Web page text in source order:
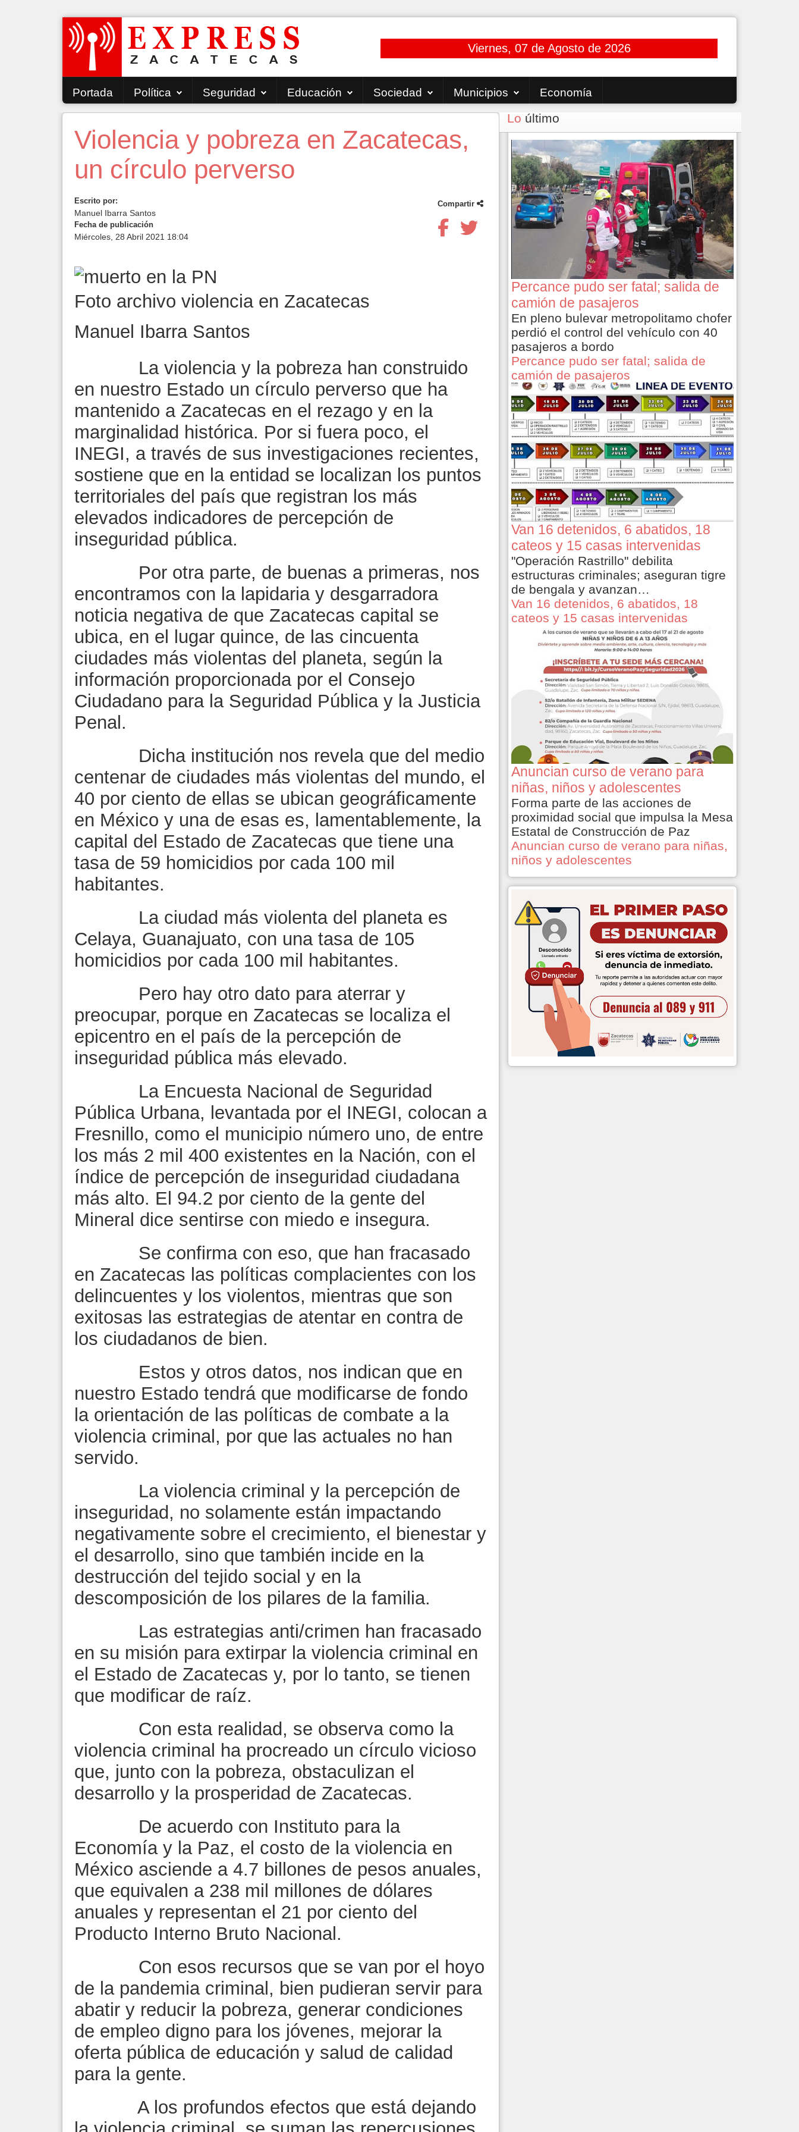
Viernes, 07 de Agosto de 2026
Portada Política Seguridad Educación Sociedad Municipios Economía
Violencia y pobreza en Zacatecas,
un círculo perverso
Escrito por: Compartir
Manuel Ibarra Santos
Fecha de publicación
Miércoles, 28 Abril 2021 18:04
Foto archivo violencia en Zacatecas
Manuel Ibarra Santos
La violencia y la pobreza han construido
en nuestro Estado un círculo perverso que ha
mantenido a Zacatecas en el rezago y en la
marginalidad histórica. Por si fuera poco, el
INEGI, a través de sus investigaciones recientes,
sostiene que en la entidad se localizan los puntos
territoriales del país que registran los más
elevados indicadores de percepción de
inseguridad pública.
Por otra parte, de buenas a primeras, nos
encontramos con la lapidaria y desgarradora
noticia negativa de que Zacatecas capital se
ubica, en el lugar quince, de las cincuenta
ciudades más violentas del planeta, según la
información proporcionada por el Consejo
Ciudadano para la Seguridad Pública y la Justicia
Penal.
Dicha institución nos revela que del medio
centenar de ciudades más violentas del mundo, el
40 por ciento de ellas se ubican geográficamente
en México y una de esas es, lamentablemente, la
capital del Estado de Zacatecas que tiene una
tasa de 59 homicidios por cada 100 mil
habitantes.
La ciudad más violenta del planeta es
Celaya, Guanajuato, con una tasa de 105
homicidios por cada 100 mil habitantes.
Pero hay otro dato para aterrar y
preocupar, porque en Zacatecas se localiza el
epicentro en el país de la percepción de
inseguridad pública más elevado.
La Encuesta Nacional de Seguridad
Pública Urbana, levantada por el INEGI, colocan a
Fresnillo, como el municipio número uno, de entre
los más 2 mil 400 existentes en la Nación, con el
índice de percepción de inseguridad ciudadana
más alto. El 94.2 por ciento de la gente del
Mineral dice sentirse con miedo e insegura.
Se confirma con eso, que han fracasado
en Zacatecas las políticas complacientes con los
delincuentes y los violentos, mientras que son
exitosas las estrategias de atentar en contra de
los ciudadanos de bien.
Estos y otros datos, nos indican que en
nuestro Estado tendrá que modificarse de fondo
la orientación de las políticas de combate a la
violencia criminal, por que las actuales no han
servido.
La violencia criminal y la percepción de
inseguridad, no solamente están impactando
negativamente sobre el crecimiento, el bienestar y
el desarrollo, sino que también incide en la
destrucción del tejido social y en la
descomposición de los pilares de la familia.
Las estrategias anti/crimen han fracasado
en su misión para extirpar la violencia criminal en
el Estado de Zacatecas y, por lo tanto, se tienen
que modificar de raíz.
Con esta realidad, se observa como la
violencia criminal ha procreado un círculo vicioso
que, junto con la pobreza, obstaculizan el
desarrollo y la prosperidad de Zacatecas.
De acuerdo con Instituto para la
Economía y la Paz, el costo de la violencia en
México asciende a 4.7 billones de pesos anuales,
que equivalen a 238 mil millones de dólares
anuales y representan el 21 por ciento del
Producto Interno Bruto Nacional.
Con esos recursos que se van por el hoyo
de la pandemia criminal, bien pudieran servir para
abatir y reducir la pobreza, generar condiciones
de empleo digno para los jóvenes, mejorar la
oferta pública de educación y salud de calidad
para la gente.
A los profundos efectos que está dejando
Lo último
Percance pudo ser fatal; salida de
camión de pasajeros
En pleno bulevar metropolitamo chofer
perdió el control del vehículo con 40
pasajeros a bordo
Percance pudo ser fatal; salida de
camión de pasajeros
Van 16 detenidos, 6 abatidos, 18
cateos y 15 casas intervenidas
"Operación Rastrillo" debilita
estructuras criminales; aseguran tigre
de bengala y avanzan…
Van 16 detenidos, 6 abatidos, 18
cateos y 15 casas intervenidas
Anuncian curso de verano para
niñas, niños y adolescentes
Forma parte de las acciones de
proximidad social que impulsa la Mesa
Estatal de Construcción de Paz
Anuncian curso de verano para niñas,
niños y adolescentes